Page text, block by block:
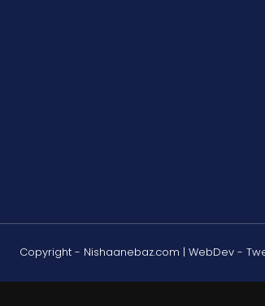
Copyright - Nishaanebaz.com | WebDev -